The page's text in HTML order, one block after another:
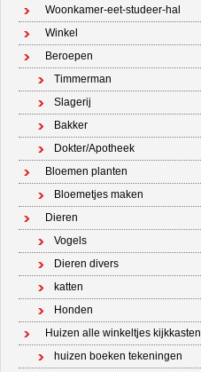
Woonkamer-eet-studeer-hal
Winkel
Beroepen
Timmerman
Slagerij
Bakker
Dokter/Apotheek
Bloemen planten
Bloemetjes maken
Dieren
Vogels
Dieren divers
katten
Honden
Huizen alle winkeltjes kijkkasten
huizen boeken tekeningen